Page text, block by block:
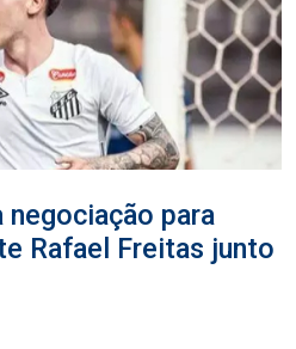
negociação para
Rafael Freitas junto